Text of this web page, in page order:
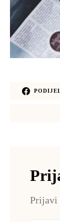
Prijavi